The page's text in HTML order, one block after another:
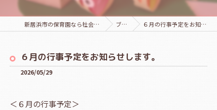
新居浜市の保育園なら社会福祉法人愛生会 ブログ ６月の行事予定をお知らせします。
６月の行事予定をお知らせします。
2026/05/29
＜６月の行事予定＞